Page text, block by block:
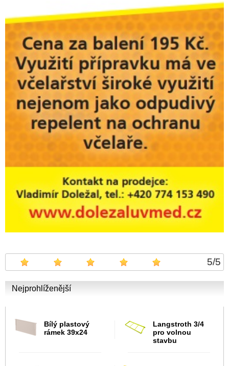
5/5
Nejprohlíženější
Bílý plastový
rámek 39x24
Langstroth 3/4
pro volnou
stavbu